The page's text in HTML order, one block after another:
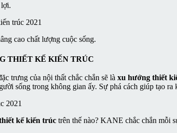
cao chất lượng cuộc sống.
THIẾT KẾ KIẾN TRÚC
trưng của nội thất chắc chắn sẽ là xu hướng thiết
sống trong không gian ấy. Sự phá cách giúp tạo
kế kiến trúc trên thế nào? KANE chắc chắn mỗi